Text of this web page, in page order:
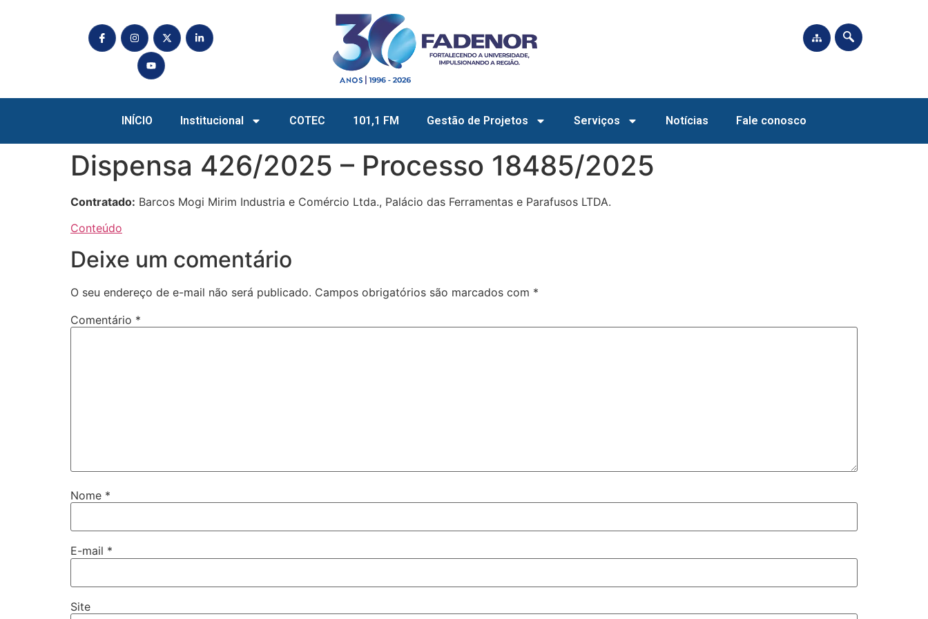
INÍCIO Institucional COTEC 101,1 FM Gestão de Projetos Serviços Notícias Fale conosco
Dispensa 426/2025 – Processo 18485/2025
Contratado: Barcos Mogi Mirim Industria e Comércio Ltda., Palácio das Ferramentas e Parafusos LTDA.
Conteúdo
Deixe um comentário
O seu endereço de e-mail não será publicado. Campos obrigatórios são marcados com *
Comentário *
Nome *
E-mail *
Site